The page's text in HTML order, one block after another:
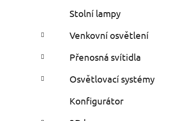
Stolní lampy
Venkovní osvětlení
Přenosná svítidla
Osvětlovací systémy
Konfigurátor